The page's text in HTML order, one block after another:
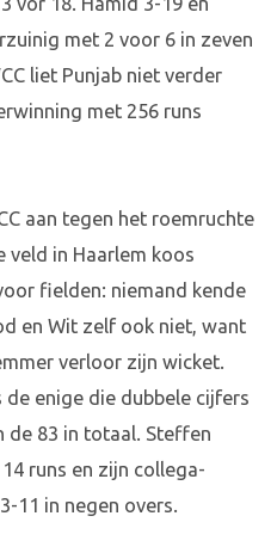
met 2 voor 6 in zeven
liet Punjab niet verder
met 256 runs
aan tegen het roemruchte
veld in Haarlem koos
fielden: niemand kende
en Wit zelf ook niet, want
verloor zijn wicket.
de enige die dubbele cijfers
de 83 in totaal. Steffen
runs en zijn collega-
11 in negen overs.